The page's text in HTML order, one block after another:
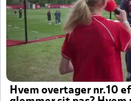
Hvem overtager nr.10